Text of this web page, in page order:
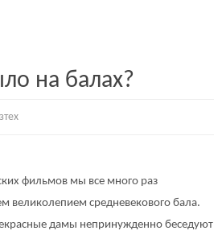
на балах?
фильмов мы все много раз
великолепием средневекового бала.
дамы непринужденно беседуют